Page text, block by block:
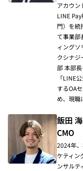
アカウン
LINE
門）を統
て事業部
ィングソ
クシナジ
部 本部
「LINE
するOA
め、現職
飯田
CMO
2024年
ケティン
ンサルテ